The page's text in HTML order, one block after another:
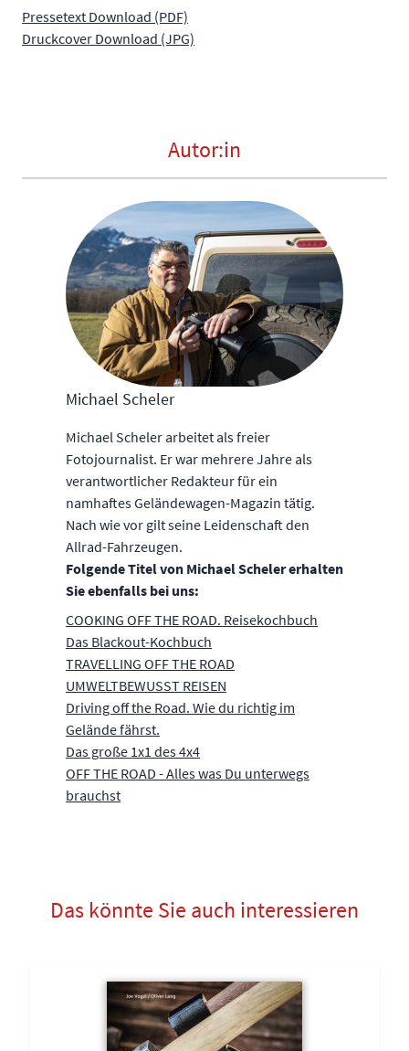
Pressetext Download (PDF)
Druckcover Download (JPG)
Autor:in
Michael Scheler
Michael Scheler arbeitet als freier
Fotojournalist. Er war mehrere Jahre als
verantwortlicher Redakteur für ein
namhaftes Geländewagen-Magazin tätig.
Nach wie vor gilt seine Leidenschaft den
Allrad-Fahrzeugen.
Folgende Titel von Michael Scheler erhalten
Sie ebenfalls bei uns:
COOKING OFF THE ROAD. Reisekochbuch
Das Blackout-Kochbuch
TRAVELLING OFF THE ROAD
UMWELTBEWUSST REISEN
Driving off the Road. Wie du richtig im
Gelände fährst.
Das große 1x1 des 4x4
OFF THE ROAD - Alles was Du unterwegs
brauchst
Das könnte Sie auch interessieren